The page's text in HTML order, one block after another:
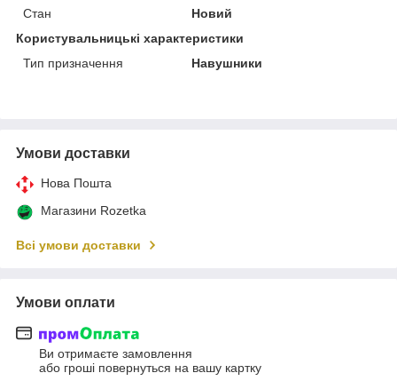
Стан
Новий
Користувальницькі характеристики
Тип призначення
Навушники
Умови доставки
Нова Пошта
Магазини Rozetka
Всі умови доставки
Умови оплати
Ви отримаєте замовлення
або гроші повернуться на вашу картку